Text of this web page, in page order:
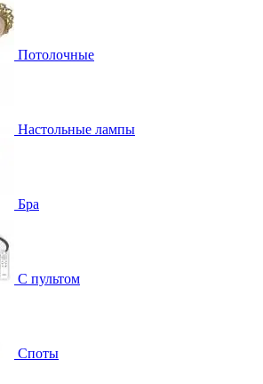
Потолочные
Настольные лампы
Бра
С пультом
Споты